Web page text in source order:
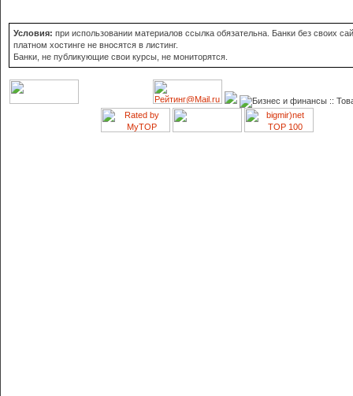
Условия: при использовании материалов ссылка обязательна. Банки без своих
платном хостинге не вносятся в листинг.
Банки, не публикующие свои курсы, не мониторятся.